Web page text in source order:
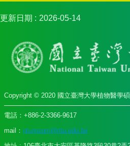
連
更新日期 2026-05-14
Copyright © 2020 國立臺灣大學植物醫學
電話：+886-2-3366-9617
mail： ntumspm@ntu.edu.tw